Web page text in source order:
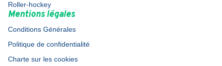
Roller-hockey
Mentions légales
Conditions Générales
Politique de confidentialité
Charte sur les cookies